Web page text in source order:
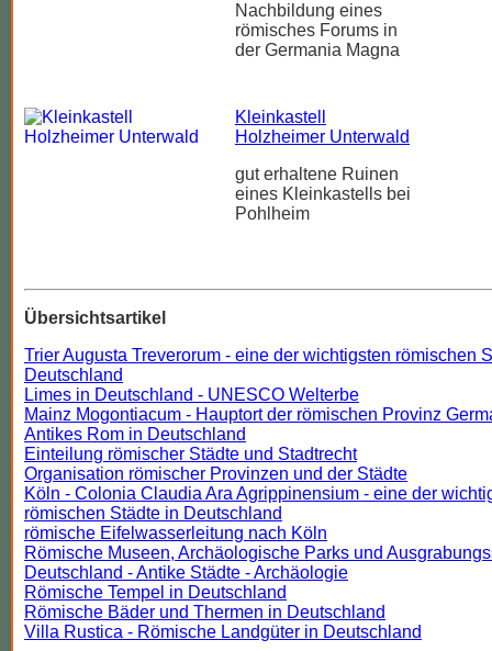
Nachbildung eines
römisches Forums in
der Germania Magna
Kleinkastell
Holzheimer Unterwald
gut erhaltene Ruinen
eines Kleinkastells bei
Pohlheim
Übersichtsartikel
Trier Augusta Treverorum - eine der wichtigsten römischen
Deutschland
Limes in Deutschland - UNESCO Welterbe
Mainz Mogontiacum - Hauptort der römischen Provinz
Antikes Rom in Deutschland
Einteilung römischer Städte und Stadtrecht
Organisation römischer Provinzen und der Städte
Köln - Colonia Claudia Ara Agrippinensium - eine der
römischen Städte in Deutschland
römische Eifelwasserleitung nach Köln
Römische Museen, Archäologische Parks und
Deutschland - Antike Städte - Archäologie
Römische Tempel in Deutschland
Römische Bäder und Thermen in Deutschland
Villa Rustica - Römische Landgüter in Deutschland